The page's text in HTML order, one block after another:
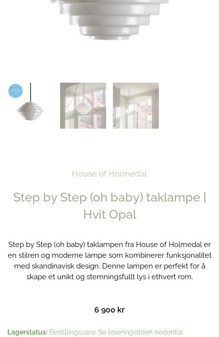
House of Holmedal
Step by Step (oh baby) taklampe |
Hvit Opal
Step by Step (oh baby) taklampen fra House of Holmedal er
en stilren og moderne lampe som kombinerer funksjonalitet
med skandinavisk design. Denne lampen er perfekt for å
skape et unikt og stemningsfullt lys i ethvert rom.
6 900 kr
Lagerstatus: Bestillingsvare. Se leveringstiden nedenfor.
Step